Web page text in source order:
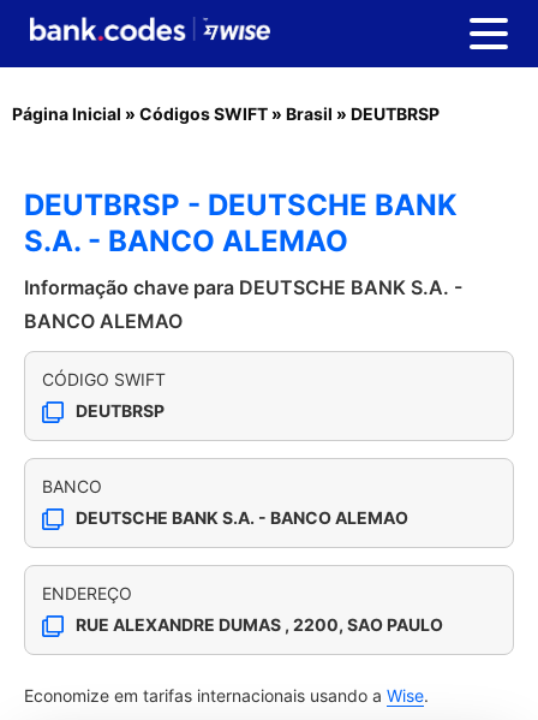
Página Inicial » Códigos SWIFT » Brasil » DEUTBRSP
DEUTBRSP - DEUTSCHE BANK
S.A. - BANCO ALEMAO
Informação chave para DEUTSCHE BANK S.A. -
BANCO ALEMAO
CÓDIGO SWIFT
DEUTBRSP
BANCO
DEUTSCHE BANK S.A. - BANCO ALEMAO
ENDEREÇO
RUE ALEXANDRE DUMAS , 2200, SAO PAULO
Economize em tarifas internacionais usando a Wise.